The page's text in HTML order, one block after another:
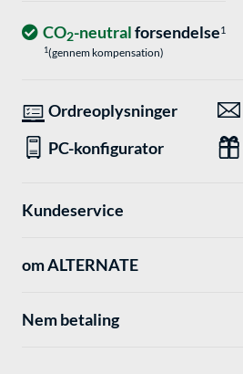
CO2-neutralforsendelse1
1(gennem kompensation)
Ordreoplysninger
PC-konfigurator
Kundeservice
om ALTERNATE
Nem betaling